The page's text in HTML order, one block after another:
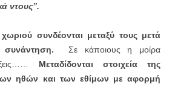
ντους”.
συνδέονται μεταξύ τους μετά
συνάντηση. Σε κάποιους η μοίρα
Μεταδίδονται στοιχεία της
ηθών και των εθίμων με αφορμή